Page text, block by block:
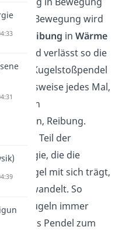
jeder Bewegung wird
Reibung in Wärme
und verlässt so die
Beim Kugelstoßpendel
jedes Mal,
Kugeln
Reibung.
ein Teil der
die die
Kugel mit sich trägt,
umgewandelt. So
die Kugeln immer
bis das Pendel zum